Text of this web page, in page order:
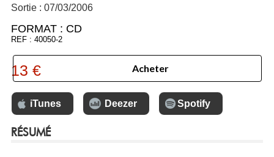
Sortie : 07/03/2006
FORMAT : CD
REF : 40050-2
13 € Acheter
iTunes Deezer Spotify
RÉSUMÉ